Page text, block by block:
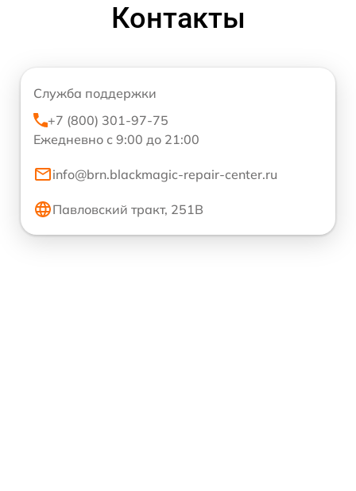
Контакты
Служба поддержки
+7 (800) 301-97-75
Ежедневно с 9:00 до 21:00
info@brn.blackmagic-repair-center.ru
Павловский тракт, 251В